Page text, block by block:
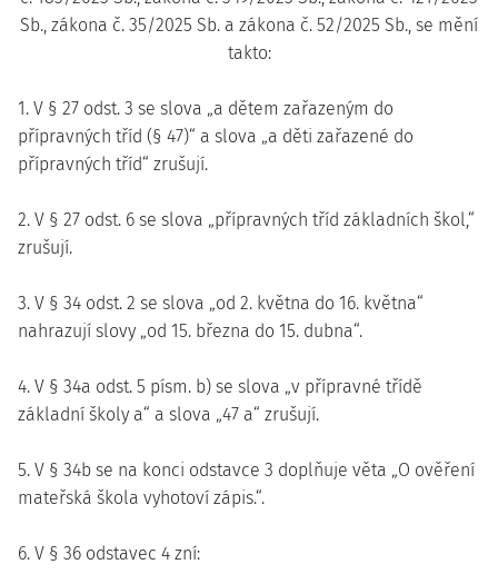
Sb., zákona č. 35/2025 Sb. a zákona č. 52/2025 Sb., se mění
takto:
1. V § 27 odst. 3 se slova „a dětem zařazeným do
přípravných tříd (§ 47)“ a slova „a děti zařazené do
přípravných tříd“ zrušují.
2. V § 27 odst. 6 se slova „přípravných tříd základních škol,“
zrušují.
3. V § 34 odst. 2 se slova „od 2. května do 16. května“
nahrazují slovy „od 15. března do 15. dubna“.
4. V § 34a odst. 5 písm. b) se slova „v přípravné třídě
základní školy a“ a slova „47 a“ zrušují.
5. V § 34b se na konci odstavce 3 doplňuje věta „O ověření
mateřská škola vyhotoví zápis.“.
6. V § 36 odstavec 4 zní: